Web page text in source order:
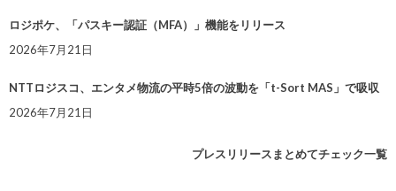
ロジポケ、「パスキー認証（MFA）」機能をリリース
2026年7月21日
NTTロジスコ、エンタメ物流の平時5倍の波動を「t-Sort MAS」で吸収
2026年7月21日
プレスリリースまとめてチェック一覧